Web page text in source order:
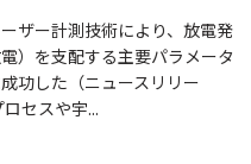
ザー計測技術により、放電発
）を支配する主要パラメータ
功した（ニュースリリー
セスや宇...